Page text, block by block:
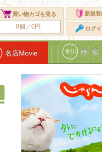
買い物カゴを見る
0個／0円
新規登
ログ
名店Movie 検 索